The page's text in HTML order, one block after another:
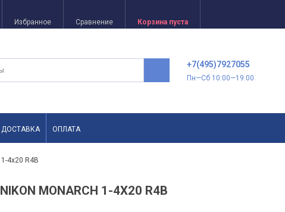
Избранное Сравнение Корзина пуста
+7(495)7927055
Пн—Сб 10:00—19:00
ДОСТАВКА ОПЛАТА
4x20 R4B
MONARCH 1-4X20 R4B